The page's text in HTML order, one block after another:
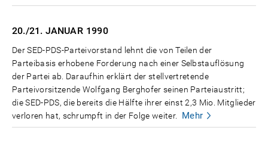
20./21. JANUAR 1990
Der SED-PDS-Parteivorstand lehnt die von Teilen der
Parteibasis erhobene Forderung nach einer Selbstauflösung
der Partei ab. Daraufhin erklärt der stellvertretende
Parteivorsitzende Wolfgang Berghofer seinen Parteiaustritt;
die SED-PDS, die bereits die Hälfte ihrer einst 2,3 Mio. Mitglieder
verloren hat, schrumpft in der Folge weiter.
Mehr